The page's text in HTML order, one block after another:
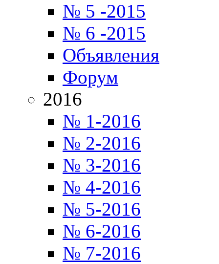
№ 5 -2015
№ 6 -2015
Объявления
Форум
2016
№ 1-2016
№ 2-2016
№ 3-2016
№ 4-2016
№ 5-2016
№ 6-2016
№ 7-2016